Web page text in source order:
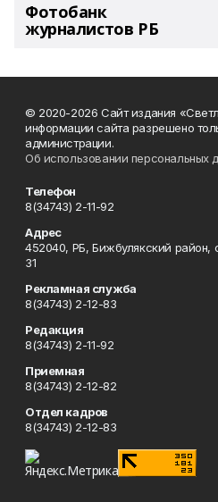
Фотобанк
журналистов РБ
© 2020-2026 Сайт издания
информации сайта разрешено
администрации.
Об использовании персональных
Телефон
8(34743) 2-11-92
Адрес
452040, РБ, Бижбулякский район,
31
Рекламная служба
8(34743) 2-12-83
Редакция
8(34743) 2-11-92
Приемная
8(34743) 2-12-82
Отдел кадров
8(34743) 2-12-83